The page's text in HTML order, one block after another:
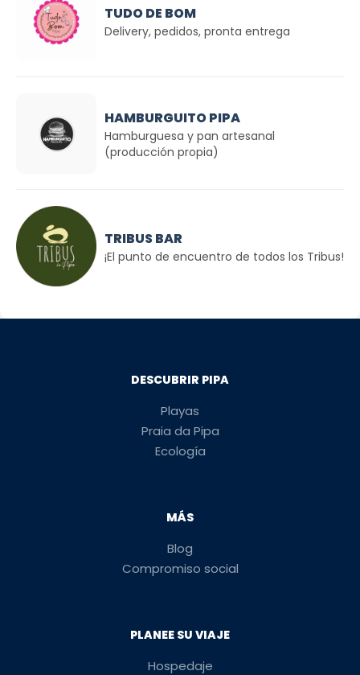
TUDO DE BOM
Delivery, pedidos, pronta entrega
HAMBURGUITO PIPA
Hamburguesa y pan artesanal
(producción propia)
TRIBUS BAR
¡El punto de encuentro de todos los Tribus!
DESCUBRIR PIPA
Playas
Praia da Pipa
Ecología
MÁS
Blog
Compromiso social
PLANEE SU VIAJE
Hospedaje